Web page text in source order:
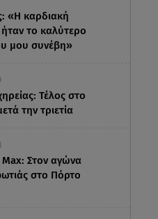
«Η καρδιακή
το καλύτερο
μου συνέβη»
Τέλος στο
την τριετία
Στον αγώνα
στο Πόρτο